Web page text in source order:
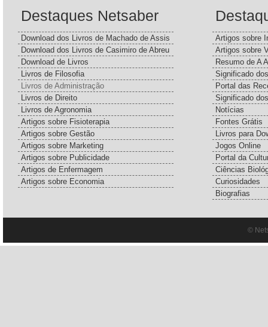
Destaques Netsaber
Download dos Livros de Machado de Assis
Download dos Livros de Casimiro de Abreu
Download de Livros
Livros de Filosofia
Livros de Administração
Livros de Direito
Livros de Agronomia
Artigos sobre Fisioterapia
Artigos sobre Gestão
Artigos sobre Marketing
Artigos sobre Publicidade
Artigos de Enfermagem
Artigos sobre Economia
Artigos sobre
Artigos sobre
Resumo de A
Significado
Portal das
Significado
Notícias
Fontes Grátis
Livros para
Jogos Online
Portal da
Ciências
Curiosidades
Biografias
©